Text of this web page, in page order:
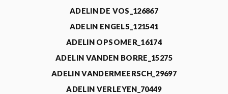
ADELIN DE VOS_126867
ADELIN ENGELS_121541
ADELIN OPSOMER_16174
ADELIN VANDEN BORRE_15275
ADELIN VANDERMEERSCH_29697
ADELIN VERLEYEN_70449